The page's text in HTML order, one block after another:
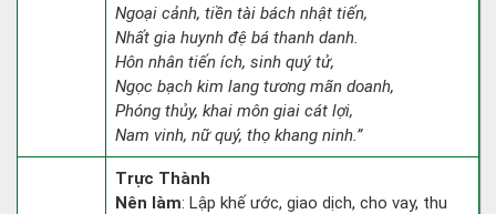
Ngoại cảnh, tiền tài bách nhật tiến,
Nhất gia huynh đệ bá thanh danh.
Hôn nhân tiến ích, sinh quý tử,
Ngọc bạch kim lang tương mãn doanh,
Phóng thủy, khai môn giai cát lợi,
Nam vinh, nữ quý, thọ khang ninh.”
Trực Thành
Nên làm: Lập khế ước, giao dịch, cho vay, thu